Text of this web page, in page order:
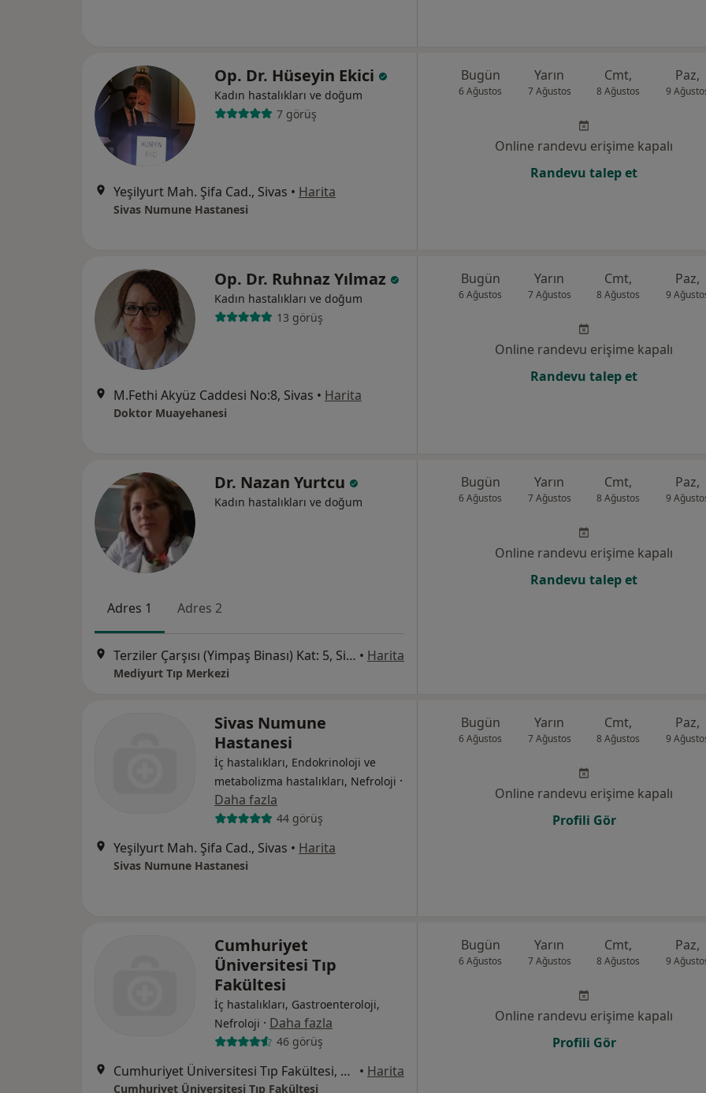
Op. Dr. Hüseyin Ekici
Kadın hastalıkları ve doğum
7 görüş
Yeşilyurt Mah. Şifa Cad., Sivas • Harita
Sivas Numune Hastanesi
Bugün
6 Ağustos
Yarın
7 Ağustos
Cmt,
8 Ağustos
Paz,
9
Online randevu erişime kapalı
Randevu talep et
Op. Dr. Ruhnaz Yılmaz
Kadın hastalıkları ve doğum
13 görüş
M.Fethi Akyüz Caddesi No:8, Sivas • Harita
Doktor Muayehanesi
Bugün
6 Ağustos
Yarın
7 Ağustos
Cmt,
8 Ağustos
Paz,
9
Online randevu erişime kapalı
Randevu talep et
Dr. Nazan Yurtcu
Kadın hastalıkları ve doğum
Adres 1 Adres 2
Terziler Çarşısı (Yimpaş Binası) Kat: 5, Sivas • Harita
Mediyurt Tıp Merkezi
Bugün
6 Ağustos
Yarın
7 Ağustos
Cmt,
8 Ağustos
Paz,
9
Online randevu erişime kapalı
Randevu talep et
Sivas Numune
Hastanesi
İç hastalıkları, Endokrinoloji ve
metabolizma hastalıkları, Nefroloji ·
Daha fazla
44 görüş
Yeşilyurt Mah. Şifa Cad., Sivas • Harita
Sivas Numune Hastanesi
Bugün
6 Ağustos
Yarın
7 Ağustos
Cmt,
8 Ağustos
Paz,
9
Online randevu erişime kapalı
Profili Gör
Cumhuriyet
Üniversitesi Tıp
Fakültesi
İç hastalıkları, Gastroenteroloji,
Nefroloji · Daha fazla
46 görüş
Cumhuriyet Üniversitesi Tıp Fakültesi, Sivas • Harita
Cumhuriyet Üniversitesi Tıp Fakültesi
Bugün
6 Ağustos
Yarın
7 Ağustos
Cmt,
8 Ağustos
Paz,
9
Online randevu erişime kapalı
Profili Gör